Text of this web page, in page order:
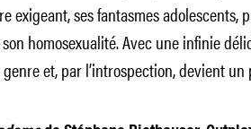
exigeant, ses fantasmes
homosexualité. Avec une infinie
et, par l’introspection, devient un